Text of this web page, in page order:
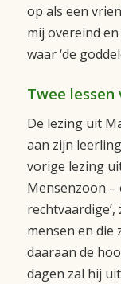
op als een
mij overeind
waar ‘de
Twee lessen
De lezing uit
aan zijn
vorige lezing
Mensenzoon –
mensen en die
daaraan de
dagen zal hij